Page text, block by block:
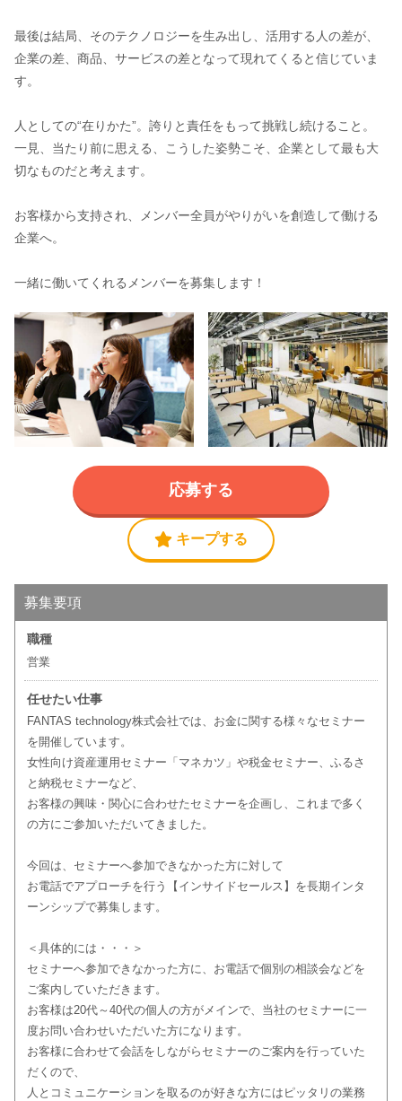
最後は結局、そのテクノロジーを生み出し、活用する人の差が、
企業の差、商品、サービスの差となって現れてくると信じていま
す。
人としての“在りかた”。誇りと責任をもって挑戦し続けること。
一見、当たり前に思える、こうした姿勢こそ、企業として最も大
切なものだと考えます。
お客様から支持され、メンバー全員がやりがいを創造して働ける
企業へ。
一緒に働いてくれるメンバーを募集します！
キープする
応募する
募集要項
職種
営業
任せたい仕事
FANTAS technology株式会社では、お金に関する様々なセミナー
を開催しています。
女性向け資産運用セミナー「マネカツ」や税金セミナー、ふるさ
と納税セミナーなど、
お客様の興味・関心に合わせたセミナーを企画し、これまで多く
の方にご参加いただいてきました。
今回は、セミナーへ参加できなかった方に対して
お電話でアプローチを行う【インサイドセールス】を長期インタ
ーンシップで募集します。
＜具体的には・・・＞
セミナーへ参加できなかった方に、お電話で個別の相談会などを
ご案内していただきます。
お客様は20代～40代の個人の方がメインで、当社のセミナーに一
度お問い合わせいただいた方になります。
お客様に合わせて会話をしながらセミナーのご案内を行っていた
だくので、
人とコミュニケーションを取るのが好きな方にはピッタリの業務